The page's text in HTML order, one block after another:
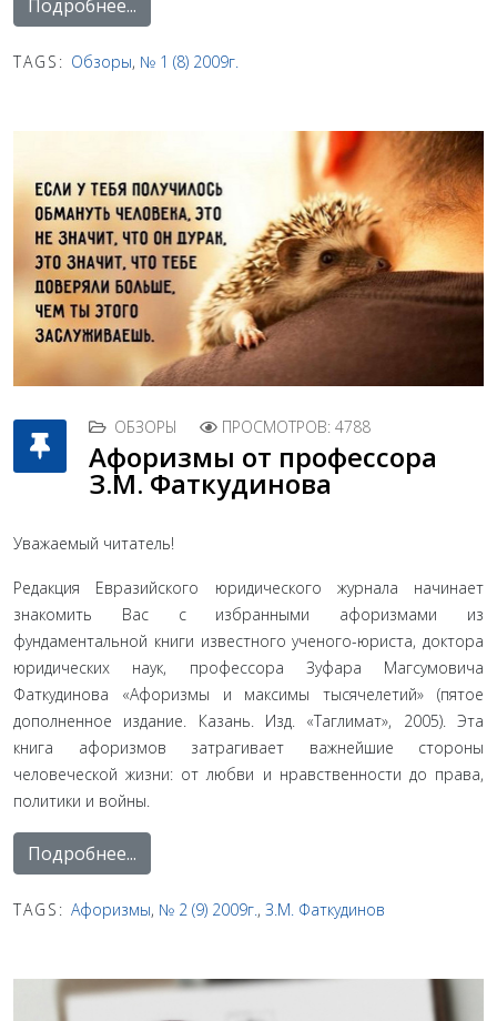
Подробнее...
TAGS: Обзоры, № 1 (8) 2009г.
ОБЗОРЫ ПРОСМОТРОВ: 4788
Афоризмы от профессора
З.М. Фаткудинова
Уважаемый читатель!
Редакция Евразийского юридического журнала начинает
знакомить Вас с избранными афоризмами из
фундаментальной книги известного ученого-юриста, доктора
юридиче­ских наук, профессора Зуфара Магсумовича
Фаткудинова «Афоризмы и максимы тыся­челетий» (пятое
дополненное издание. Казань. Изд. «Таглимат», 2005). Эта
книга афо­ризмов затрагивает важнейшие стороны
человеческой жизни: от любви и нравственности до права,
политики и войны.
Подробнее...
TAGS: Афоризмы, № 2 (9) 2009г., З.М. Фаткудинов